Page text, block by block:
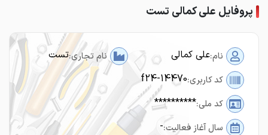
پروفایل علی کمالی تست
نام:علی کمالی نام تجاری:تست
کد کاربری:f24-14470
کد ملی:**********
سال آغاز فعالیت:-